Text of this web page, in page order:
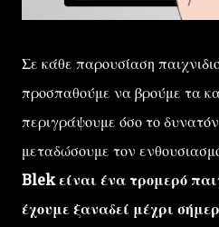
Σε κάθε παρουσίαση
προσπαθούμε να βρούμε τα
περιγράψουμε όσο το
μεταδώσουμε τον
Blek είναι ένα τρομερό
έχουμε ξαναδεί μέχρι